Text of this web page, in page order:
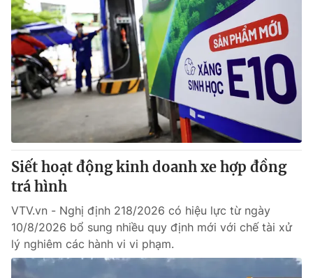
VTV Money VTV Thể thao
VTV Sức khoẻ Bất động sản
Thị trường 24h Tấm lòng Việt
VTV4 Vươn mình bằng AI
VTV9
Liên hệ tòa soạn English
Siết hoạt động kinh doanh xe hợp đồng
trá hình
VTV.vn - Nghị định 218/2026 có hiệu lực từ ngày
10/8/2026 bổ sung nhiều quy định mới với chế tài xử
lý nghiêm các hành vi vi phạm.